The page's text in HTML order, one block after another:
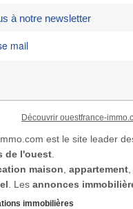
à notre newsletter
Découvrir ouestfrance-
est le site leader
de l'ouest
maison appartement
. Les annonces
immobilières